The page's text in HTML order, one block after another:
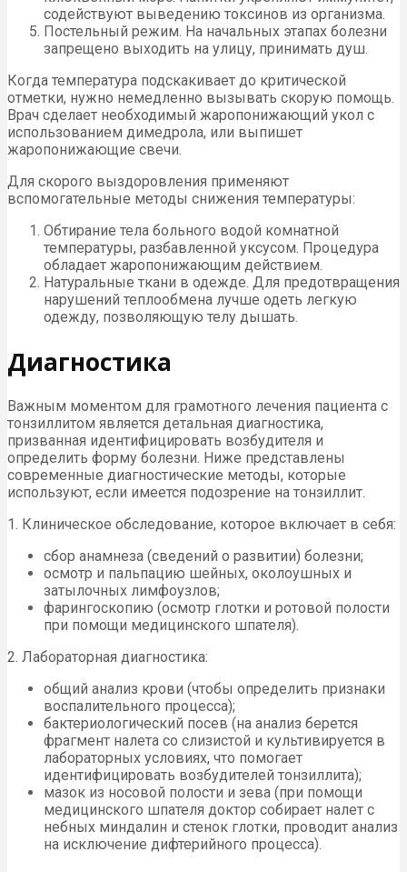
содействуют выведению токсинов из организма.
Постельный режим. На начальных этапах болезни
запрещено выходить на улицу, принимать душ.
Когда температура подскакивает до критической
отметки, нужно немедленно вызывать скорую помощь.
Врач сделает необходимый жаропонижающий укол с
использованием димедрола, или выпишет
жаропонижающие свечи.
Для скорого выздоровления применяют
вспомогательные методы снижения температуры:
Обтирание тела больного водой комнатной
температуры, разбавленной уксусом. Процедура
обладает жаропонижающим действием.
Натуральные ткани в одежде. Для предотвращения
нарушений теплообмена лучше одеть легкую
одежду, позволяющую телу дышать.
Диагностика
Важным моментом для грамотного лечения пациента с
тонзиллитом является детальная диагностика,
призванная идентифицировать возбудителя и
определить форму болезни. Ниже представлены
современные диагностические методы, которые
используют, если имеется подозрение на тонзиллит.
1. Клиническое обследование, которое включает в себя:
сбор анамнеза (сведений о развитии) болезни;
осмотр и пальпацию шейных, околоушных и
затылочных лимфоузлов;
фарингоскопию (осмотр глотки и ротовой полости
при помощи медицинского шпателя).
2. Лабораторная диагностика:
общий анализ крови (чтобы определить признаки
воспалительного процесса);
бактериологический посев (на анализ берется
фрагмент налета со слизистой и культивируется в
лабораторных условиях, что помогает
идентифицировать возбудителей тонзиллита);
мазок из носовой полости и зева (при помощи
медицинского шпателя доктор собирает налет с
небных миндалин и стенок глотки, проводит анализ
на исключение дифтерийного процесса).